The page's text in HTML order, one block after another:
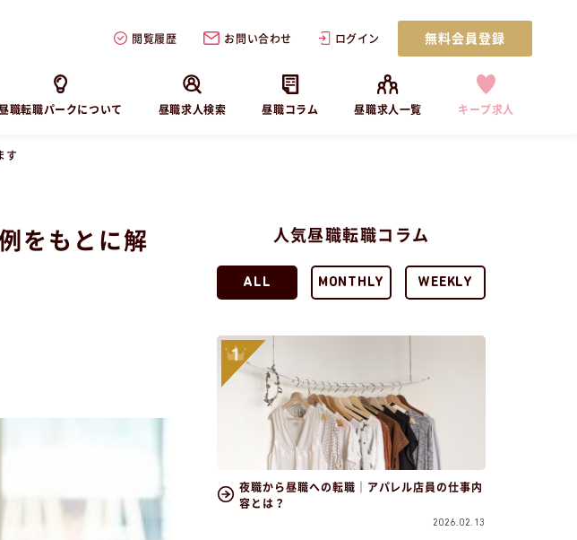
閲覧履歴 お問い合わせ ログイン 無料会員登録
職転職パークについて 昼職求人検索 昼職コラム 昼職求人一覧 キープ求人
す
をもとに解
人気昼職転職コラム
ALL MONTHLY WEEKLY
夜職から昼職への転職｜アパレル店員の仕事内
容とは？
2026.02.13